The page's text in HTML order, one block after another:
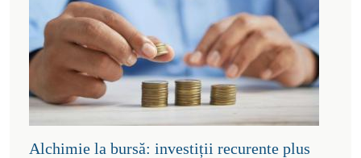
Alchimie la bursă: investiții recurente plus